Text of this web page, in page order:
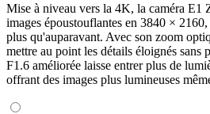
Mise à niveau vers la 4K, la caméra E1
images époustouflantes en 3840 ×
plus qu'auparavant. Avec son zoom
mettre au point les détails éloignés sans
F1.6 améliorée laisse entrer plus de
offrant des images plus lumineuses